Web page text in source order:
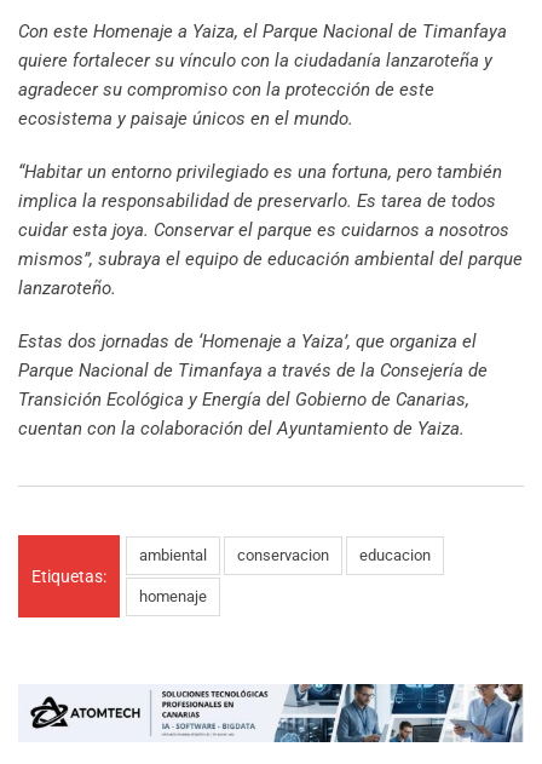
Con este Homenaje a Yaiza, el Parque Nacional de Timanfaya
quiere fortalecer su vínculo con la ciudadanía lanzaroteña y
agradecer su compromiso con la protección de este
ecosistema y paisaje únicos en el mundo.
“Habitar un entorno privilegiado es una fortuna, pero también
implica la responsabilidad de preservarlo. Es tarea de todos
cuidar esta joya. Conservar el parque es cuidarnos a nosotros
mismos”, subraya el equipo de educación ambiental del parque
lanzaroteño.
Estas dos jornadas de ‘Homenaje a Yaiza’, que organiza el
Parque Nacional de Timanfaya a través de la Consejería de
Transición Ecológica y Energía del Gobierno de Canarias,
cuentan con la colaboración del Ayuntamiento de Yaiza.
Etiquetas:
ambiental conservacion educacion
homenaje